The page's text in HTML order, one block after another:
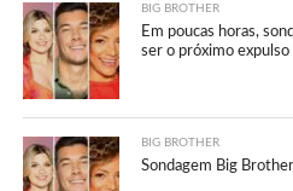
BIG BROTHER
Em poucas horas,
ser o próximo
BIG BROTHER
Sondagem Big